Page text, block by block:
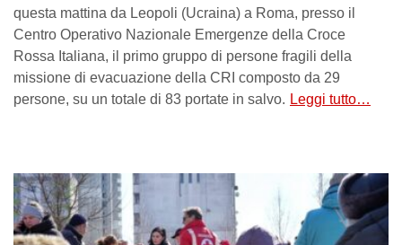
questa mattina da Leopoli (Ucraina) a Roma, presso il
Centro Operativo Nazionale Emergenze della Croce
Rossa Italiana, il primo gruppo di persone fragili della
missione di evacuazione della CRI composto da 29
persone, su un totale di 83 portate in salvo. Leggi tutto…